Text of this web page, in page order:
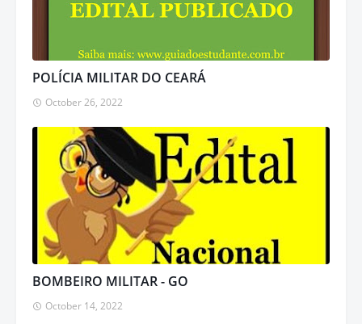
POLÍCIA MILITAR DO CEARÁ
October 26, 2022
BOMBEIRO MILITAR - GO
October 14, 2022